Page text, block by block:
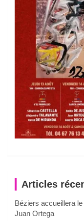
Articles
Béziers accueillera
Juan Ortega